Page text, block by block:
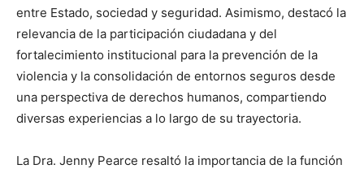
entre Estado, sociedad y seguridad. Asimismo, destacó la
relevancia de la participación ciudadana y del
fortalecimiento institucional para la prevención de la
violencia y la consolidación de entornos seguros desde
una perspectiva de derechos humanos, compartiendo
diversas experiencias a lo largo de su trayectoria.
La Dra. Jenny Pearce resaltó la importancia de la función